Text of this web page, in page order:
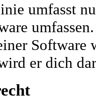
umfasst
Software
er dich